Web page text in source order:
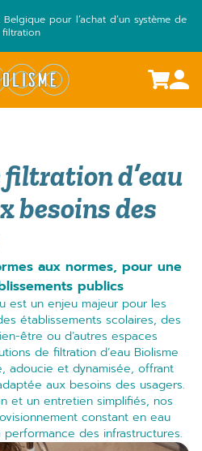
pour l’achat d’un système de
filtration
filtration d’eau
besoins des
aux normes, pour une
publics
est un enjeu majeur pour les
établissements scolaires, des
être ou d’autres espaces
de filtration d’eau Biolisme
adoucie et dynamisée, offrant
aux besoins des usagers.
et un entretien simplifiés, nos
constant en eau
des infrastructures.